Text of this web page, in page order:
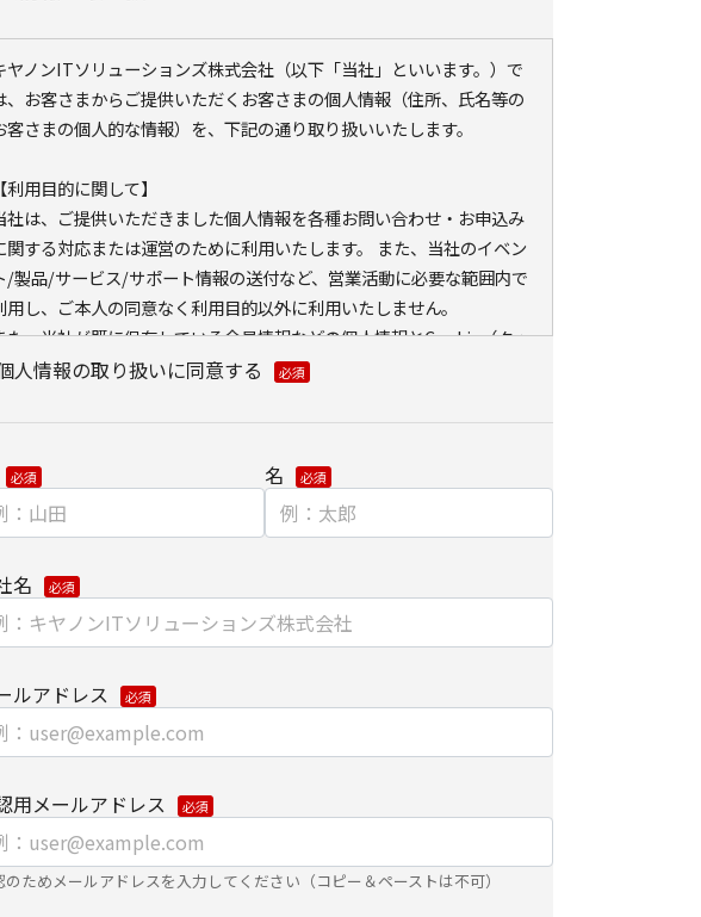
ヤノンITソリューションズ株式会社（以下「当社」といいます。）で
、お客さまからご提供いただくお客さまの個人情報（住所、氏名等の
客さまの個人的な情報）を、下記の通り取り扱いいたします。
【利用目的に関して】
社は、ご提供いただきました個人情報を各種お問い合わせ・お申込み
関する対応または運営のために利用いたします。 また、当社のイベン
/製品/サービス/サポート情報の送付など、営業活動に必要な範囲内で
用し、ご本人の同意なく利用目的以外に利用いたしません。
た、当社が既に保有している会員情報などの個人情報とCookie（クッ
ー）を紐づけて、ウェブアクセス履歴を取得する場合があります。取得
当社のグループ会社が運営・開設するウェブページ内に限られます。
利用します。
ウェブサイトにおける、お客さまアクセス情報の取り扱いについて。
ッキー（cookie）とウェブビーコンの使用によるアクセス情報の収集
第三者提供に関して】
社はご提供いただきました個人情報を安全に管理し、以下の場合を除
法令に基づく場合
上記利用目的を実施するために、適切な機密保持契約を締結した業務
上記利用目的の範囲内で利用するために、ご提供いただいた個人情報
全ての項目について、当社のグループ会社およびパートナー企業に、
面もしくは電子媒体で提供する場合
人情報の取り扱いに同意する
名
名
ルアドレス
用メールアドレス
のためメールアドレスを入力してください（コピー＆ペーストは不可）